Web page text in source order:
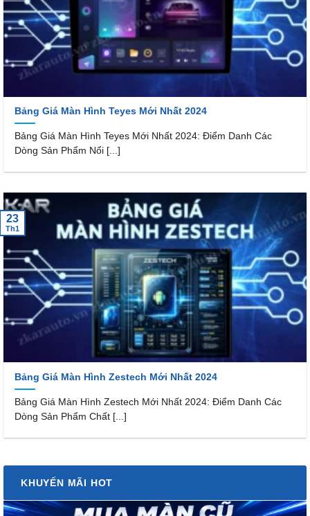
Bảng Giá Màn Hình Teyes Mới Nhất 2024
Bảng Giá Màn Hình Teyes Mới Nhất 2024: Điểm Danh Các
Dòng Sản Phẩm Nổi [...]
Bảng Giá Màn Hình Zestech Mới Nhất 2024
Bảng Giá Màn Hình Zestech Mới Nhất 2024: Điểm Danh Các
Dòng Sản Phẩm Chất [...]
23
Th1
KHUYẾN MÃI HOT